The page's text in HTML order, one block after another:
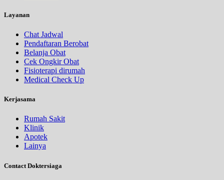
Layanan
Chat Jadwal
Pendaftaran Berobat
Belanja Obat
Cek Ongkir Obat
Fisioterapi dirumah
Medical Check Up
Kerjasama
Rumah Sakit
Klinik
Apotek
Lainya
Contact Doktersiaga